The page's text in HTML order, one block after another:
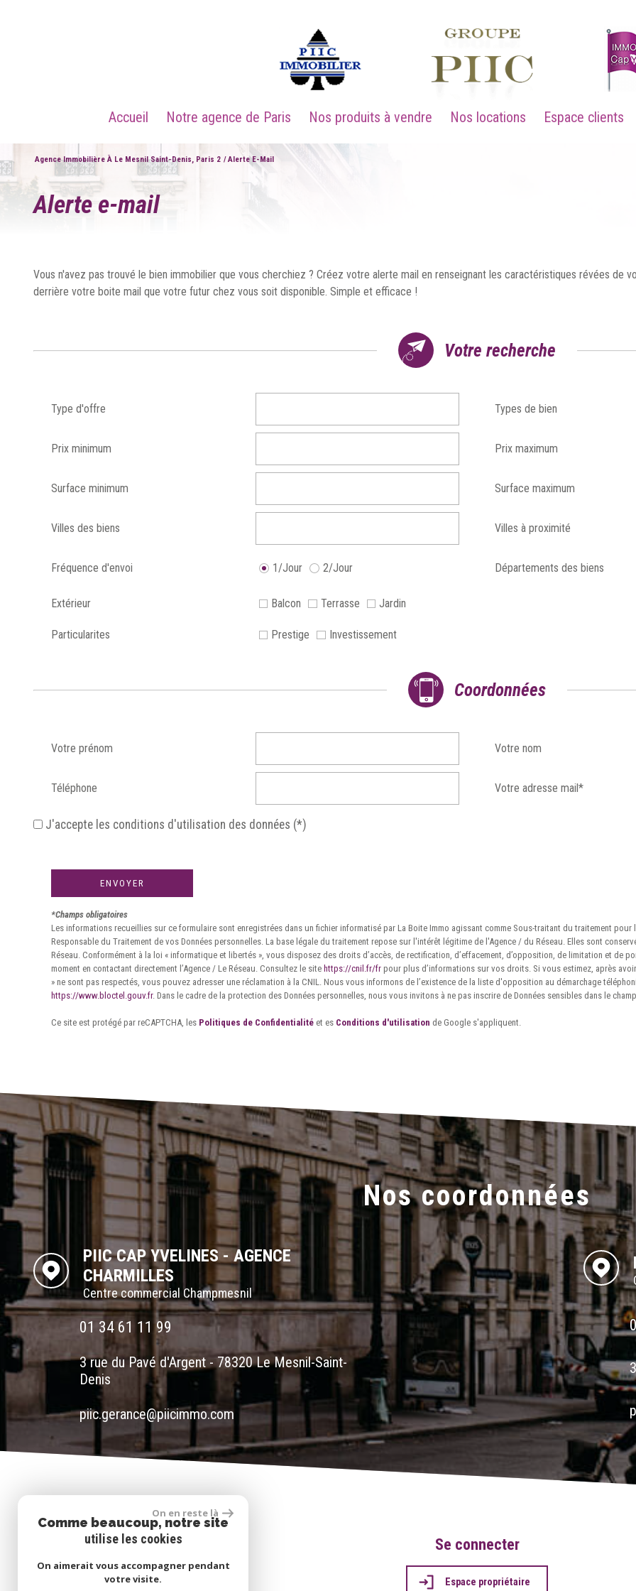
Accueil Notre agence de Paris Nos produits à vendre Nos locations Espace clients
Agence Immobilière À Le Mesnil Saint-Denis, Paris 2 Alerte E-Mail
alerte e-mail
Vous n'avez pas trouvé le bien immobilier que vous cherchiez ? Créez votre alerte mail en renseignant les caractéristiques révées de
derrière votre boite mail que votre futur chez vous soit disponible. Simple et efficace !
votre recherche
Type d'offre Types de bien
Prix minimum Prix maximum
Surface minimum Surface maximum
Villes des biens Villes à proximité
Fréquence d'envoi 1/Jour 2/Jour Départements des biens
Extérieur Balcon Terrasse Jardin
Particularites Prestige Investissement
coordonnées
Votre prénom Votre nom
Téléphone Votre adresse mail*
J'accepte les conditions d'utilisation des données (*)
ENVOYER
*Champs obligatoires
Les informations recueillies sur ce formulaire sont enregistrées dans un fichier informatisé par La Boite Immo agissant comme Sous-traitant du traitement
Responsable du Traitement de vos Données personnelles. La base légale du traitement repose sur l'intérêt légitime de l'Agence / du Réseau. Elles sont
Réseau. Conformément à la loi « informatique et libertés », vous disposez des droits d’accès, de rectification, d’effacement, d’opposition, de limitation et de
moment en contactant directement l’Agence / Le Réseau. Consultez le site https://cnil.fr/fr pour plus d’informations sur vos droits. Si vous estimez, après
» ne sont pas respectés, vous pouvez adresser une réclamation à la CNIL. Nous vous informons de l’existence de la liste d'opposition au démarchage
https://www.bloctel.gouv.fr. Dans le cadre de la protection des Données personnelles, nous vous invitons à ne pas inscrire de Données sensibles dans le
Ce site est protégé par reCAPTCHA, les Politiques de Confidentialité et es Conditions d'utilisation de Google s'appliquent.
Nos coordonnées
PIIC CAP YVELINES - AGENCE
CHARMILLES
Centre commercial Champmesnil
01 34 61 11 99
3 rue du Pavé d'Argent - 78320 Le Mesnil-Saint-
Denis
piic.gerance@piicimmo.com
Se connecter
Espace propriétaire
On en reste là
Comme beaucoup, notre site
utilise les cookies
On aimerait vous accompagner pendant
votre visite.